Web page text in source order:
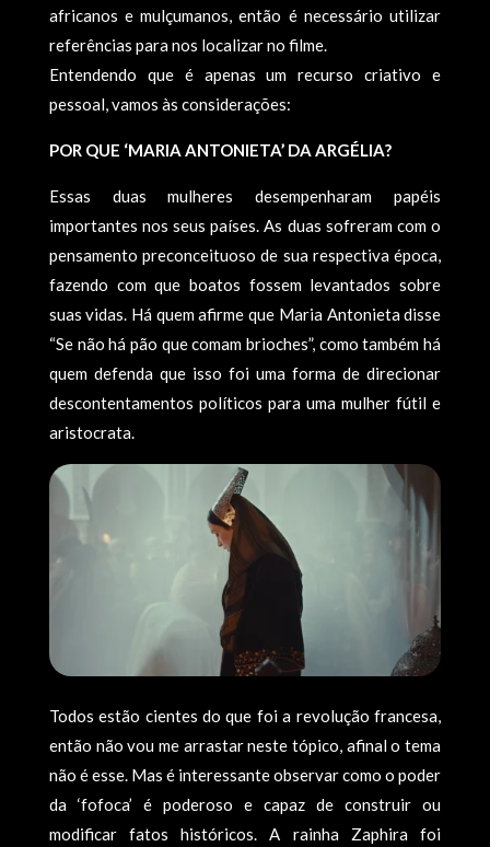
africanos e mulçumanos, então é necessário utilizar
referências para nos localizar no filme.
Entendendo que é apenas um recurso criativo e
pessoal, vamos às considerações:
POR QUE ‘MARIA ANTONIETA’ DA ARGÉLIA?
Essas duas mulheres desempenharam papéis
importantes nos seus países. As duas sofreram com o
pensamento preconceituoso de sua respectiva época,
fazendo com que boatos fossem levantados sobre
suas vidas. Há quem afirme que Maria Antonieta disse
“Se não há pão que comam brioches”, como também há
quem defenda que isso foi uma forma de direcionar
descontentamentos políticos para uma mulher fútil e
aristocrata.
Todos estão cientes do que foi a revolução francesa,
então não vou me arrastar neste tópico, afinal o tema
não é esse. Mas é interessante observar como o poder
da ‘fofoca’ é poderoso e capaz de construir ou
modificar fatos históricos. A rainha Zaphira foi